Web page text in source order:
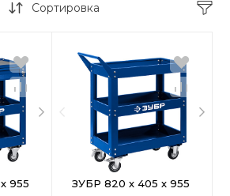
Сортировка
955
ЗУБР 820 х 405 х 955